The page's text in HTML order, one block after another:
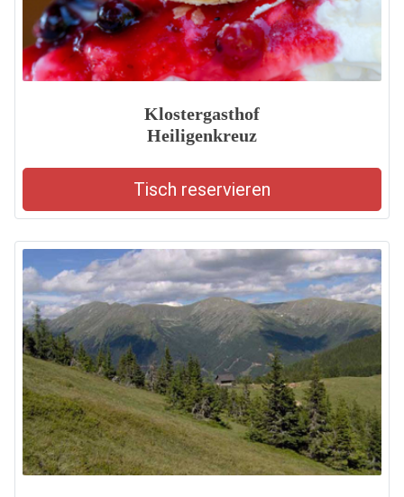
Klostergasthof
Heiligenkreuz
Tisch reservieren